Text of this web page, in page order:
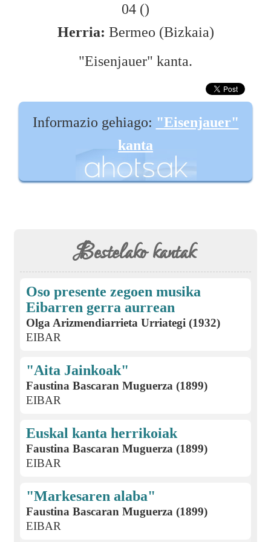
04 ()
Herria: Bermeo (Bizkaia)
"Eisenjauer" kanta.
Informazio gehiago: "Eisenjauer"
kanta
Bestelako kantak
Oso presente zegoen musika
Eibarren gerra aurrean
Olga Arizmendiarrieta Urriategi (1932)
EIBAR
"Aita Jainkoak"
Faustina Bascaran Muguerza (1899)
EIBAR
Euskal kanta herrikoiak
Faustina Bascaran Muguerza (1899)
EIBAR
"Markesaren alaba"
Faustina Bascaran Muguerza (1899)
EIBAR